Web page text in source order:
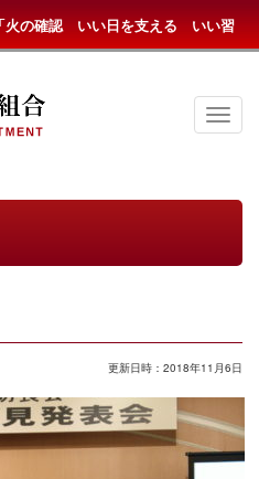
火の確認 いい日を支える いい習
京
都
組
ニ
ュ
ー
更新日時：2018年11月6日